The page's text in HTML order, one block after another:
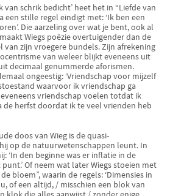
van schrik bedicht’ heet het in “Liefde van
een stille regel eindigt met: ‘Ik ben een
Die aarzeling over wat je bent, ook al
Wiegs poëzie overtuigender dan de
van zijn vroegere bundels. Zijn afrekening
van weleer blijkt eveneens uit
decimaal genummerde aforismen.
ongeestig: ‘Vriendschap voor mijzelf
waarvoor ik vriendschap ga
vriendschap voelen totdat ik
de herfst doordat ik te veel vrienden heb
doos van Wieg is de quasi-
op de natuurwetenschappen leunt. In
‘In den beginne was er inflatie in de
Of neem wat later Wiegs stoeien met
bloem”, waarin de regels: ‘Dimensies in
of een altijd, / misschien een blok van